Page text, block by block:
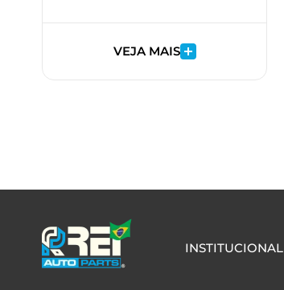
VEJA MAIS
INSTITUCIONAL